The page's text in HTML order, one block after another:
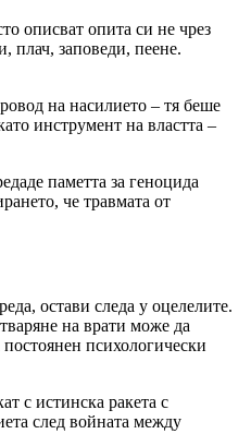
описват опита си не чрез
плач, заповеди, пеене.
на насилието – тя беше
инструмент на властта –
паметта за геноцида
че травмата от
остави следа у оцелелите.
на врати може да
психологически
с истинска ракета с
след войната между